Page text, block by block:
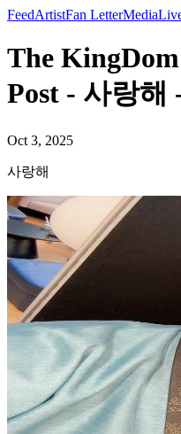
FeedArtistFan LetterMedia
The
Post - 사랑해
Oct 3, 2025
사랑해